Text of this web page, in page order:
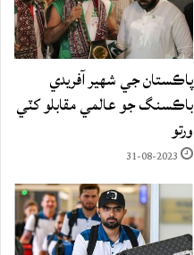
پاڪستان جي شهير آفريدي
باڪسنگ جو عالمي مقابلو کٽي
ورتو
31-08-2023